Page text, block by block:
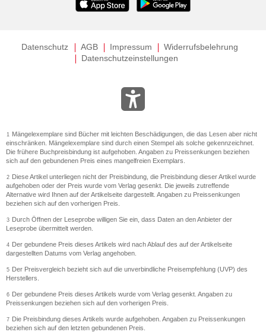
Datenschutz AGB Impressum
Widerrufsbelehrung
Datenschutzeinstellungen
1
Mängelexemplare sind Bücher mit leichten Beschädigungen, die das Lesen aber nicht
einschränken. Mängelexemplare sind durch einen Stempel als solche gekennzeichnet.
Die frühere Buchpreisbindung ist aufgehoben. Angaben zu Preissenkungen beziehen
sich auf den gebundenen Preis eines mangelfreien Exemplars.
2 Diese Artikel unterliegen nicht der Preisbindung, die Preisbindung dieser Artikel wurde
aufgehoben oder der Preis wurde vom Verlag gesenkt. Die jeweils zutreffende
Alternative wird Ihnen auf der Artikelseite dargestellt. Angaben zu Preissenkungen
beziehen sich auf den vorherigen Preis.
3 Durch Öffnen der Leseprobe willigen Sie ein, dass Daten an den Anbieter der
Leseprobe übermittelt werden.
4 Der gebundene Preis dieses Artikels wird nach Ablauf des auf der Artikelseite
dargestellten Datums vom Verlag angehoben.
5 Der Preisvergleich bezieht sich auf die unverbindliche Preisempfehlung (UVP) des
Herstellers.
6 Der gebundene Preis dieses Artikels wurde vom Verlag gesenkt. Angaben zu
Preissenkungen beziehen sich auf den vorherigen Preis.
7 Die Preisbindung dieses Artikels wurde aufgehoben. Angaben zu Preissenkungen
beziehen sich auf den letzten gebundenen Preis.